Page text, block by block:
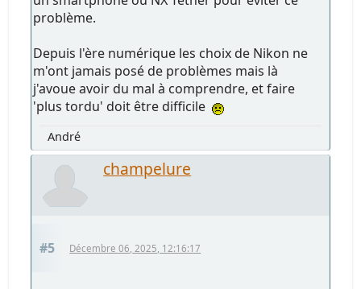
problème.
Depuis l'ère numérique les choix de Nikon ne
m'ont jamais posé de problèmes mais là
j'avoue avoir du mal à comprendre, et faire
'plus tordu' doit être difficile
André
champelure
#5 Décembre 06, 2025, 12:16:17